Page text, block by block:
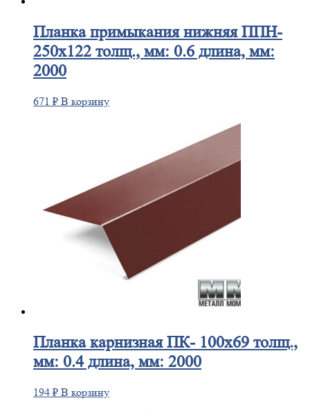
Планкапримыкания нижняя ППН-
250х122 толщ., мм: 0.6 длина, мм:
2000
671 ₽ В корзину
Планкакарнизная ПК- 100х69 толщ.,
мм: 0.4 длина, мм: 2000
194 ₽ В корзину